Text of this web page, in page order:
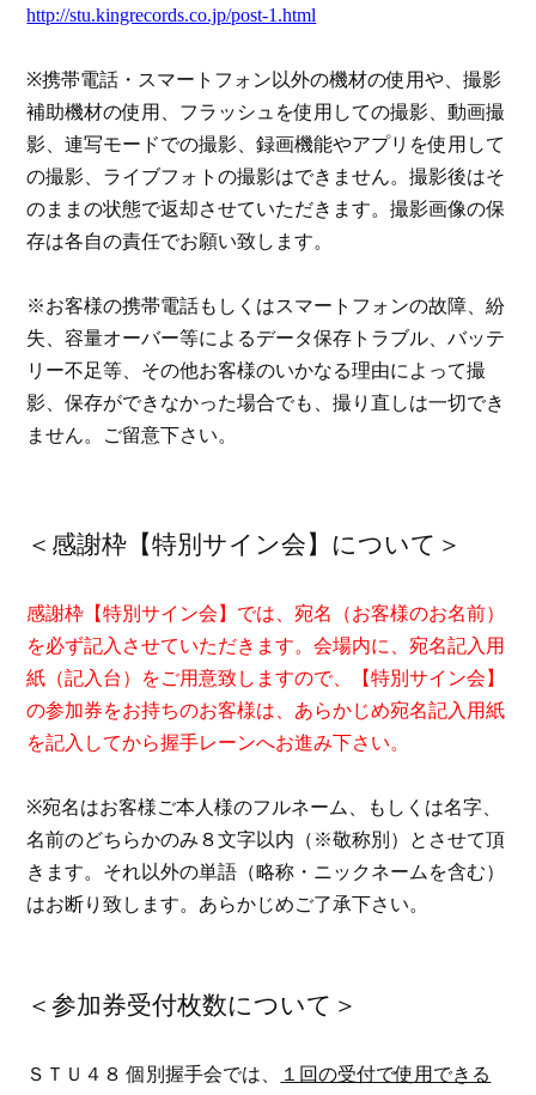
http://stu.kingrecords.co.jp/post-1.html
※携帯電話・スマートフォン以外の機材の使用や、撮影
補助機材の使用、フラッシュを使用しての撮影、動画撮
影、連写モードでの撮影、録画機能やアプリを使用して
の撮影、ライブフォトの撮影はできません。撮影後はそ
のままの状態で返却させていただきます。撮影画像の保
存は各自の責任でお願い致します。
※お客様の携帯電話もしくはスマートフォンの故障、紛
失、容量オーバー等によるデータ保存トラブル、バッテ
リー不足等、その他お客様のいかなる理由によって撮
影、保存ができなかった場合でも、撮り直しは一切でき
ません。ご留意下さい。
＜感謝枠【特別サイン会】について＞
感謝枠【特別サイン会】では、宛名（お客様のお名前）
を必ず記入させていただきます。会場内に、宛名記入用
紙（記入台）をご用意致しますので、【特別サイン会】
の参加券をお持ちのお客様は、あらかじめ宛名記入用紙
を記入してから握手レーンへお進み下さい。
※宛名はお客様ご本人様のフルネーム、もしくは名字、
名前のどちらかのみ８文字以内（※敬称別）とさせて頂
きます。それ以外の単語（略称・ニックネームを含む）
はお断り致します。あらかじめご了承下さい。
＜参加券受付枚数について＞
ＳＴＵ４８ 個別握手会では、
１回の受付で使用できる